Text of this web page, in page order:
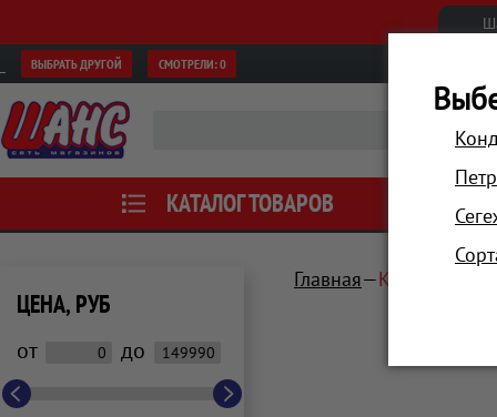
ВЫБРАТЬ ДРУГОЙ СМОТРЕЛИ:0
КАТАЛОГ ТОВАРОВ АКЦИИ
ЦЕНА, РУБ
от до
Главная Компьютеры